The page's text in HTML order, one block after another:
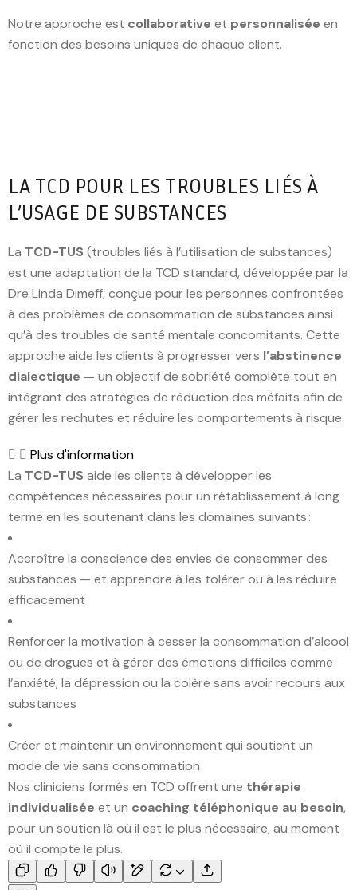
Notre approche est collaborative et personnalisée en
fonction des besoins uniques de chaque client.
LA TCD POUR LES TROUBLES LIÉS À
L’USAGE DE SUBSTANCES
La TCD-TUS (troubles liés à l’utilisation de substances)
est une adaptation de la TCD standard, développée par la
Dre Linda Dimeff, conçue pour les personnes confrontées
à des problèmes de consommation de substances ainsi
qu’à des troubles de santé mentale concomitants. Cette
approche aide les clients à progresser vers l’abstinence
dialectique — un objectif de sobriété complète tout en
intégrant des stratégies de réduction des méfaits afin de
gérer les rechutes et réduire les comportements à risque.
Plus d'information
La TCD-TUS aide les clients à développer les
compétences nécessaires pour un rétablissement à long
terme en les soutenant dans les domaines suivants :
Accroître la conscience des envies de consommer des
substances — et apprendre à les tolérer ou à les réduire
efficacement
Renforcer la motivation à cesser la consommation d’alcool
ou de drogues et à gérer des émotions difficiles comme
l’anxiété, la dépression ou la colère sans avoir recours aux
substances
Créer et maintenir un environnement qui soutient un
mode de vie sans consommation
Nos cliniciens formés en TCD offrent une thérapie
individualisée et un coaching téléphonique au besoin,
pour un soutien là où il est le plus nécessaire, au moment
où il compte le plus.